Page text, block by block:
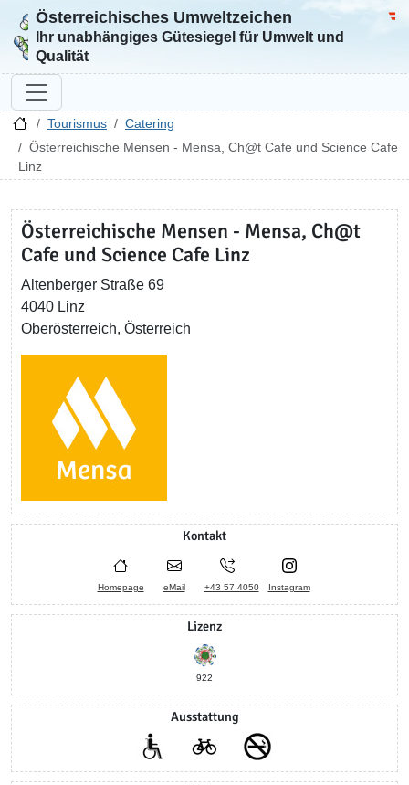
Zur Startseite
Österreichisches Umweltzeichen
Ihr unabhängiges Gütesiegel für Umwelt und
Qualität
Tourismus
Catering
Österreichische Mensen - Mensa, Ch@t Cafe und Science Cafe
Linz
Österreichische Mensen - Mensa, Ch@t
Cafe und Science Cafe Linz
Altenberger Straße 69
4040 Linz
Oberösterreich, Österreich
Kontakt
Homepage eMail +43 57 4050 Instagram
Lizenz
922
Ausstattung